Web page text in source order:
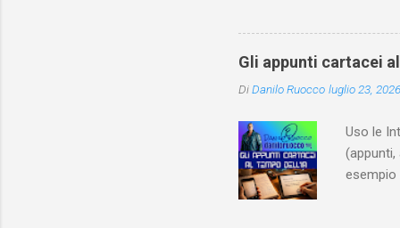
dedica
classe
Gli appunti cartacei
DiDanilo Ruocco luglio 23, 2026
Uso le
(appunti,
esempio